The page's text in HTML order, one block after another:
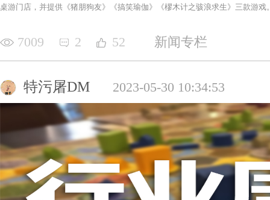
桌游门店，并提供《猪朋狗友》《搞笑瑜伽》《樛木计之骇浪求生》三款游戏
7009 2 52 新闻专栏
特污屠DM 2023-05-30 10:34:53